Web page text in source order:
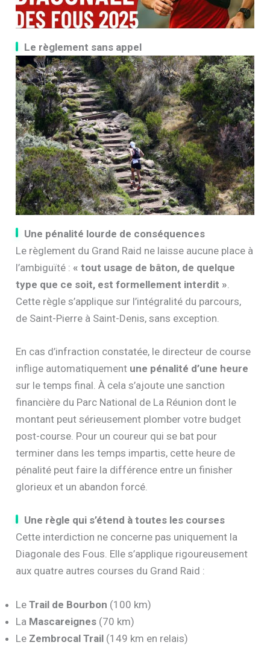
Le règlement sans appel
Une pénalité lourde de conséquences
Le règlement du Grand Raid ne laisse aucune place à
l’ambiguïté :« tout usage de bâton, de quelque
type que ce soit, est formellement interdit »
Cette règle s’applique sur l’intégralité du parcours,
de Saint-Pierre à Saint-Denis, sans exception.
En cas d’infraction constatée, le directeur de course
inflige automatiquement une pénalité d’une heure
sur le temps final. À cela s’ajoute une sanction
financière du Parc National de La Réunion dont le
montant peut sérieusement plomber votre budget
post-course. Pour un coureur qui se bat pour
terminer dans les temps impartis, cette heure de
pénalité peut faire la différence entre un finisher
glorieux et un abandon forcé.
Une règle qui s’étend à toutes les courses
Cette interdiction ne concerne pas uniquement la
Diagonale des Fous. Elle s’applique rigoureusement
aux quatre autres courses du Grand Raid :
LeTrail de Bourbon (100 km)
La Mascareignes (70 km)
Le Zembrocal Trail (149 km en relais)